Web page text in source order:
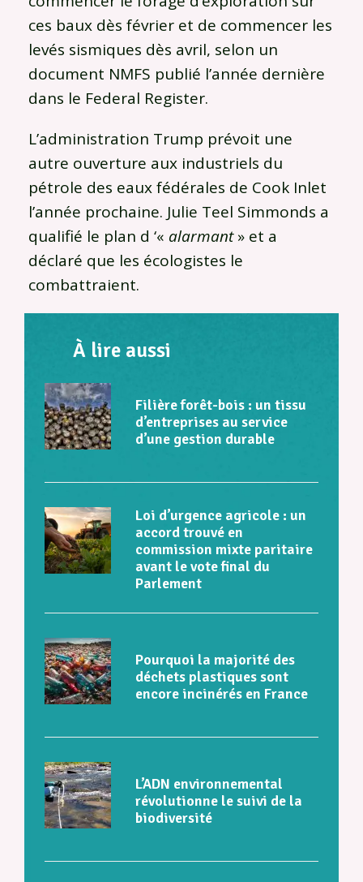
ces baux dès février et de commencer les
levés sismiques dès avril, selon un
document NMFS publié l’année dernière
dans le Federal Register.
L’administration Trump prévoit une
autre ouverture aux industriels du
pétrole des eaux fédérales de Cook Inlet
l’année prochaine. Julie Teel Simmonds a
qualifié le plan d ‘« alarmant» et a
déclaré que les écologistes le
combattraient.
À lire aussi
Filière forêt-bois : un tissu
d’entreprises au service
d’une gestion durable
Loi d’urgence agricole : un
accord trouvé en
commission mixte paritaire
avant le vote final du
Parlement
Pourquoi la majorité des
déchets plastiques sont
encore incinérés en France
L’ADN environnemental
révolutionne le suivi de la
biodiversité